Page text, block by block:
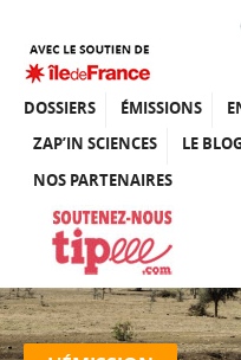
DOSSIERS ÉMISSIONS
ZAP’IN SCIENCES
LE
NOS PARTENAIRES